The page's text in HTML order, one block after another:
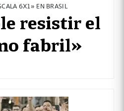
6X1» EN BRASIL
resistir el
fabril»